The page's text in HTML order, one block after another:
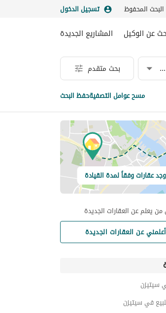
البحث المحفوظ تسجيل الدخول
عن الوكيل المشاريع الجديدة
عدد الغرف & الحمامات بحث متقدم
مسح عوامل التصفيةحفظ البحث
عقارات وفقاً لمدة القيادة
يعلم عن العقارات الجديدة
أعلمني عن العقارات الجديدة
سيتيزن
في سيتيزن